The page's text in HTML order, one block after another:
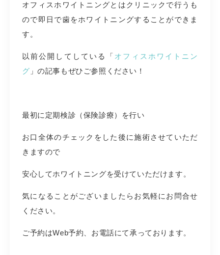
オフィスホワイトニングとはクリニックで行うも
ので即日で歯をホワイトニングすることができま
す。
以前公開してしている「 オフィスホワイトニン
グ 」の記事もぜひご参照ください！
最初に定期検診（保険診療）を行い
お口全体のチェックをした後に施術させていただ
きますので
安心してホワイトニングを受けていただけます。
気になることがございましたらお気軽にお問合せ
ください。
ご予約はWeb予約、お電話にて承っております。